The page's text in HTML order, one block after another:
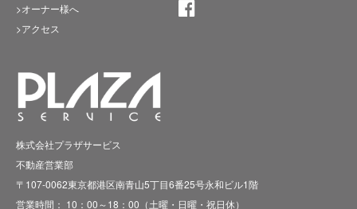
>オーナー様へ
>アクセス
株式会社プラザサービス
不動産営業部
〒107-0062東京都港区南青山5丁目6番25号永和ビル1階
営業時間： 10：00～18：00（土曜・日曜・祝日休）